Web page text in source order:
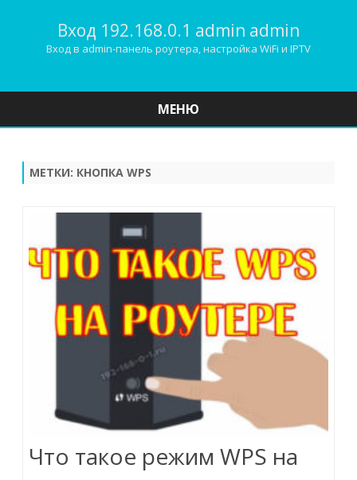
Вход 192.168.0.1 admin admin
Вход в admin-панель роутера, настройка WiFi и IPTV
МЕНЮ
МЕТКИ: КНОПКА WPS
Что такое режим WPS на